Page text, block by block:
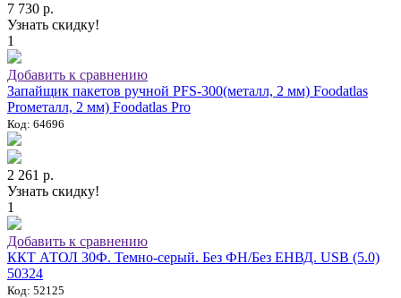
7 730 р.
Узнать скидку!
1
Добавить к сравнению
Запайщик пакетов ручной PFS-300(металл, 2 мм) Foodatlas
Proметалл, 2 мм) Foodatlas Pro
Код: 64696
2 261 р.
Узнать скидку!
1
Добавить к сравнению
ККТ АТОЛ 30Ф. Темно-серый. Без ФН/Без ЕНВД. USB (5.0)
50324
Код: 52125